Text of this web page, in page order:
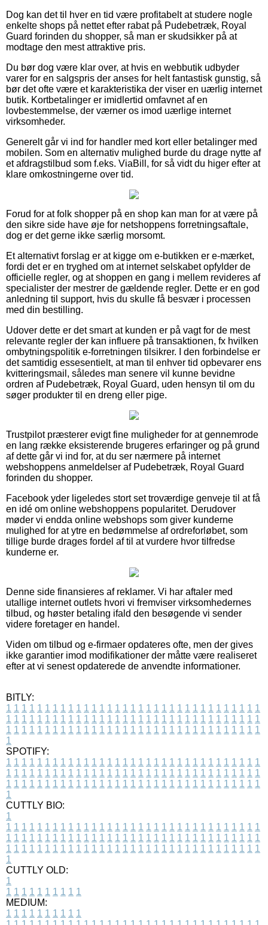
Dog kan det til hver en tid være profitabelt at studere nogle
enkelte shops på nettet efter rabat på Pudebetræk, Royal
Guard forinden du shopper, så man er skudsikker på at
modtage den mest attraktive pris.
Du bør dog være klar over, at hvis en webbutik udbyder
varer for en salgspris der anses for helt fantastisk gunstig, så
bør det ofte være et karakteristika der viser en uærlig internet
butik. Kortbetalinger er imidlertid omfavnet af en
lovbestemmelse, der værner os imod uærlige internet
virksomheder.
Generelt går vi ind for handler med kort eller betalinger med
mobilen. Som en alternativ mulighed burde du drage nytte af
et afdragstilbud som f.eks. ViaBill, for så vidt du higer efter at
klare omkostningerne over tid.
Forud for at folk shopper på en shop kan man for at være på
den sikre side have øje for netshoppens forretningsaftale,
dog er det gerne ikke særlig morsomt.
Et alternativt forslag er at kigge om e-butikken er e-mærket,
fordi det er en tryghed om at internet selskabet opfylder de
officielle regler, og at shoppen en gang i mellem revideres af
specialister der mestrer de gældende regler. Dette er en god
anledning til support, hvis du skulle få besvær i processen
med din bestilling.
Udover dette er det smart at kunden er på vagt for de mest
relevante regler der kan influere på transaktionen, fx hvilken
ombytningspolitik e-forretningen tilsikrer. I den forbindelse er
det samtidig essesentielt, at man til enhver tid opbevarer ens
kvitteringsmail, således man senere vil kunne bevidne
ordren af Pudebetræk, Royal Guard, uden hensyn til om du
søger produkter til en dreng eller pige.
Trustpilot præsterer evigt fine muligheder for at gennemrode
en lang række eksisterende brugeres erfaringer og på grund
af dette går vi ind for, at du ser nærmere på internet
webshoppens anmeldelser af Pudebetræk, Royal Guard
forinden du shopper.
Facebook yder ligeledes stort set troværdige genveje til at få
en idé om online webshoppens popularitet. Derudover
møder vi endda online webshops som giver kunderne
mulighed for at ytre en bedømmelse af ordreforløbet, som
tillige burde drages fordel af til at vurdere hvor tilfredse
kunderne er.
Denne side finansieres af reklamer. Vi har aftaler med
utallige internet outlets hvori vi fremviser virksomhedernes
tilbud, og høster betaling ifald den besøgende vi sender
videre foretager en handel.
Viden om tilbud og e-firmaer opdateres ofte, men der gives
ikke garantier imod modifikationer der måtte være realiseret
efter at vi senest opdaterede de anvendte informationer.
BITLY:
1 1 1 1 1 1 1 1 1 1 1 1 1 1 1 1 1 1 1 1 1 1 1 1 1 1 1 1 1 1 1 1 1
1 1 1 1 1 1 1 1 1 1 1 1 1 1 1 1 1 1 1 1 1 1 1 1 1 1 1 1 1 1 1 1 1
1 1 1 1 1 1 1 1 1 1 1 1 1 1 1 1 1 1 1 1 1 1 1 1 1 1 1 1 1 1 1 1 1
1
SPOTIFY:
1 1 1 1 1 1 1 1 1 1 1 1 1 1 1 1 1 1 1 1 1 1 1 1 1 1 1 1 1 1 1 1 1
1 1 1 1 1 1 1 1 1 1 1 1 1 1 1 1 1 1 1 1 1 1 1 1 1 1 1 1 1 1 1 1 1
1 1 1 1 1 1 1 1 1 1 1 1 1 1 1 1 1 1 1 1 1 1 1 1 1 1 1 1 1 1 1 1 1
1
CUTTLY BIO:
1
1 1 1 1 1 1 1 1 1 1 1 1 1 1 1 1 1 1 1 1 1 1 1 1 1 1 1 1 1 1 1 1 1
1 1 1 1 1 1 1 1 1 1 1 1 1 1 1 1 1 1 1 1 1 1 1 1 1 1 1 1 1 1 1 1 1
1 1 1 1 1 1 1 1 1 1 1 1 1 1 1 1 1 1 1 1 1 1 1 1 1 1 1 1 1 1 1 1 1
1
CUTTLY OLD:
1
1 1 1 1 1 1 1 1 1 1
MEDIUM:
1 1 1 1 1 1 1 1 1 1